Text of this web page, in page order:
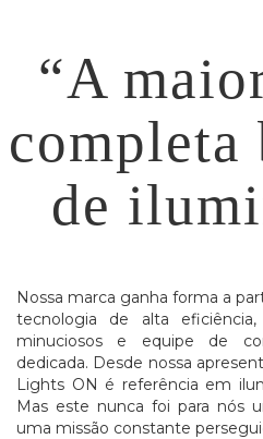
“A
completa
de
Nossa marca ganha forma a
tecnologia de alta
minuciosos e equipe de
dedicada. Desde nossa
Lights ON é referência em
Mas este nunca foi para nós
uma missão constante